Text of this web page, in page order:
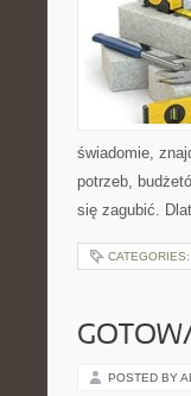
świadomie,
potrzeb,
się zagubić.
CATEGORIES:
POSTED BY